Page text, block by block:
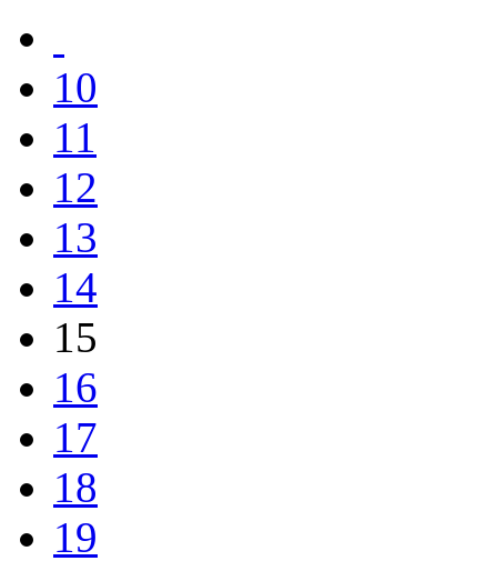
10
11
12
13
14
15
16
17
18
19